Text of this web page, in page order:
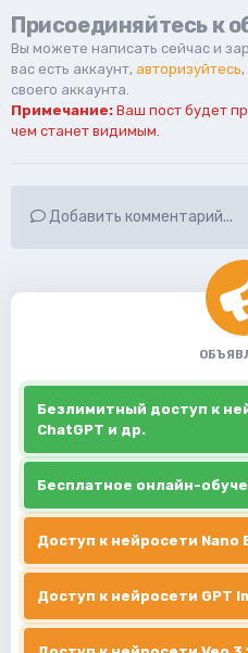
Присоединяйтесь к
Вы можете написать сейчас и
вас есть аккаунт, авторизуйтесь
своего аккаунта.
Примечание: Ваш пост будет
чем станет видимым.
Добавить комментарий...
Безлимитный доступ к
ChatGPT и др.
Бесплатное онлайн-
Доступ к нейросети Nano
Доступ к нейросети GPT